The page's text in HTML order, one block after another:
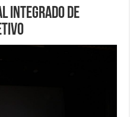
Integrado de